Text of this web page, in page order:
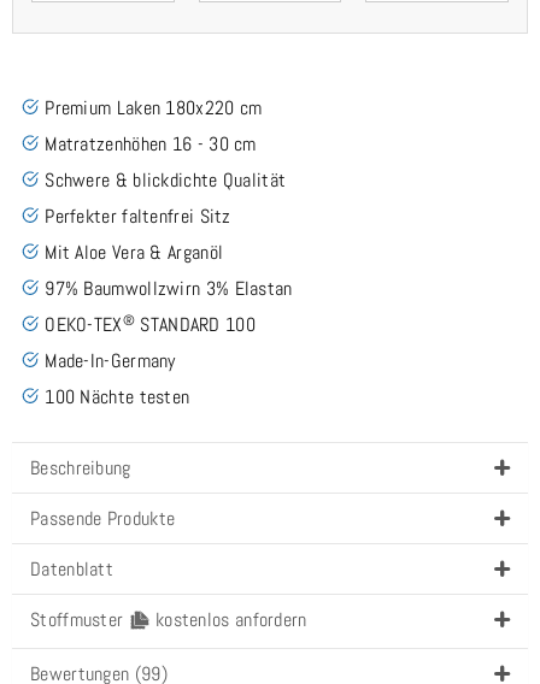
Premium Laken 180x220 cm
Matratzenhöhen 16 - 30 cm
Schwere & blickdichte Qualität
Perfekter faltenfrei Sitz
Mit Aloe Vera & Arganöl
97% Baumwollzwirn 3% Elastan
OEKO-TEX® STANDARD 100
Made-In-Germany
100 Nächte testen
Beschreibung
Passende Produkte
Datenblatt
Stoffmuster kostenlos anfordern
Bewertungen (99)